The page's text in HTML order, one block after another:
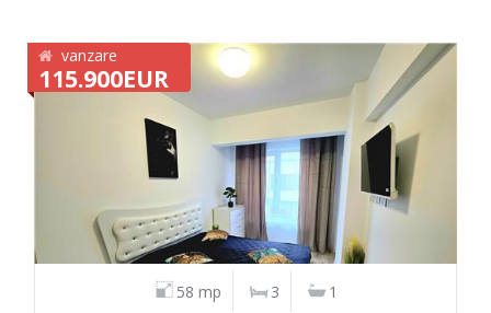
vanzare
115.900EUR
58 mp 3 1